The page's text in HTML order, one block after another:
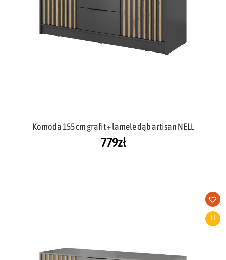
Komoda 155 cm grafit + lamele dąb artisan NELL
779zł